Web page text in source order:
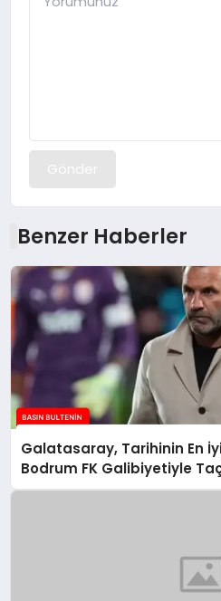
Gönder
Benzer Haberler
Galatasaray, Tarihinin En
Bodrum FK Galibiyetiyle